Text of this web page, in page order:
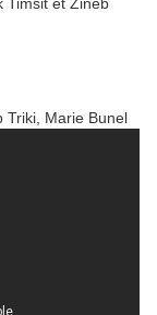
Triki, Marie Bunel